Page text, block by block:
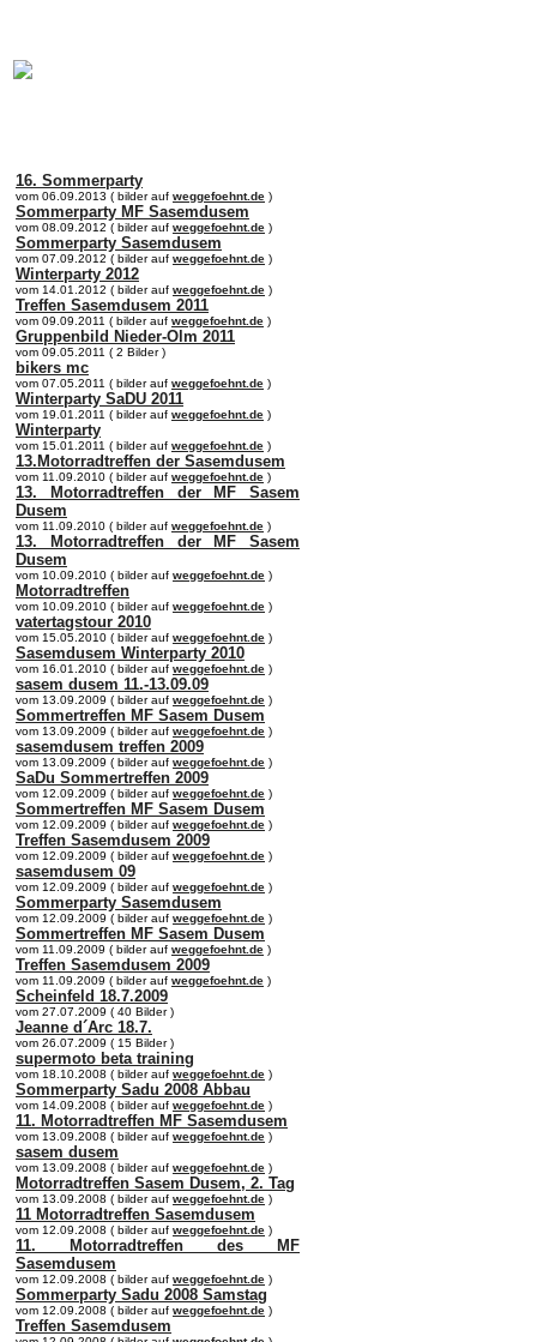
16. Sommerparty
vom 06.09.2013 ( bilder auf weggefoehnt.de )
Sommerparty MF Sasemdusem
vom 08.09.2012 ( bilder auf weggefoehnt.de )
Sommerparty Sasemdusem
vom 07.09.2012 ( bilder auf weggefoehnt.de )
Winterparty 2012
vom 14.01.2012 ( bilder auf weggefoehnt.de )
Treffen Sasemdusem 2011
vom 09.09.2011 ( bilder auf weggefoehnt.de )
Gruppenbild Nieder-Olm 2011
vom 09.05.2011 ( 2 Bilder )
bikers mc
vom 07.05.2011 ( bilder auf weggefoehnt.de )
Winterparty SaDU 2011
vom 19.01.2011 ( bilder auf weggefoehnt.de )
Winterparty
vom 15.01.2011 ( bilder auf weggefoehnt.de )
13.Motorradtreffen der Sasemdusem
vom 11.09.2010 ( bilder auf weggefoehnt.de )
13. Motorradtreffen der MF Sasem
Dusem
vom 11.09.2010 ( bilder auf weggefoehnt.de )
13. Motorradtreffen der MF Sasem
Dusem
vom 10.09.2010 ( bilder auf weggefoehnt.de )
Motorradtreffen
vom 10.09.2010 ( bilder auf weggefoehnt.de )
vatertagstour 2010
vom 15.05.2010 ( bilder auf weggefoehnt.de )
Sasemdusem Winterparty 2010
vom 16.01.2010 ( bilder auf weggefoehnt.de )
sasem dusem 11.-13.09.09
vom 13.09.2009 ( bilder auf weggefoehnt.de )
Sommertreffen MF Sasem Dusem
vom 13.09.2009 ( bilder auf weggefoehnt.de )
sasemdusem treffen 2009
vom 13.09.2009 ( bilder auf weggefoehnt.de )
SaDu Sommertreffen 2009
vom 12.09.2009 ( bilder auf weggefoehnt.de )
Sommertreffen MF Sasem Dusem
vom 12.09.2009 ( bilder auf weggefoehnt.de )
Treffen Sasemdusem 2009
vom 12.09.2009 ( bilder auf weggefoehnt.de )
sasemdusem 09
vom 12.09.2009 ( bilder auf weggefoehnt.de )
Sommerparty Sasemdusem
vom 12.09.2009 ( bilder auf weggefoehnt.de )
Sommertreffen MF Sasem Dusem
vom 11.09.2009 ( bilder auf weggefoehnt.de )
Treffen Sasemdusem 2009
vom 11.09.2009 ( bilder auf weggefoehnt.de )
Scheinfeld 18.7.2009
vom 27.07.2009 ( 40 Bilder )
Jeanne d´Arc 18.7.
vom 26.07.2009 ( 15 Bilder )
supermoto beta training
vom 18.10.2008 ( bilder auf weggefoehnt.de )
Sommerparty Sadu 2008 Abbau
vom 14.09.2008 ( bilder auf weggefoehnt.de )
11. Motorradtreffen MF Sasemdusem
vom 13.09.2008 ( bilder auf weggefoehnt.de )
sasem dusem
vom 13.09.2008 ( bilder auf weggefoehnt.de )
Motorradtreffen Sasem Dusem, 2. Tag
vom 13.09.2008 ( bilder auf weggefoehnt.de )
11 Motorradtreffen Sasemdusem
vom 12.09.2008 ( bilder auf weggefoehnt.de )
11. Motorradtreffen des MF
Sasemdusem
vom 12.09.2008 ( bilder auf weggefoehnt.de )
Sommerparty Sadu 2008 Samstag
vom 12.09.2008 ( bilder auf weggefoehnt.de )
Treffen Sasemdusem